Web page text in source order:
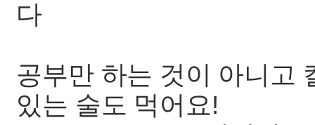
다
공부만 하는 것이 아니고
있는 술도 먹어요!